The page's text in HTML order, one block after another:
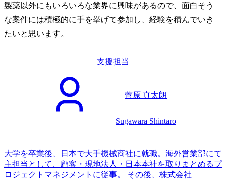
製薬以外にもいろいろな業界に興味があるので、面白そう
な案件には積極的に手を挙げて参加し、経験を積んでいき
たいと思います。
支援担当
菅原 真太朗
Sugawara Shintaro
大学を卒業後、日本で大手機械商社に就職。海外営業部にて
主担当として、顧客・現地法人・日本本社を取りまとめるプ
ロジェクトマネジメントに従事。 その後、株式会社